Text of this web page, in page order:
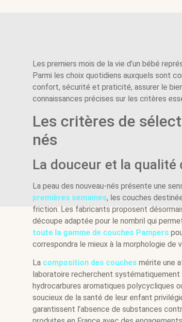
Les premiers mois de la vie d’un bébé
Parmi les choix quotidiens auxquels sont
confort, sécurité et praticité, assurer le
connaissances précises sur les critères
Les critères de
nés
La douceur et la
La peau des nouveau-nés présente une
premières semaines, les couches
friction. Les fabricants proposent
découpe adaptée pour le nombril qui
toute la gamme de couches Pampers
correspondra le mieux à la morphologie de
La composition des couches mérite une
laboratoire recherchent
hydrocarbures aromatiques polycycliques
soucieux de la santé de leur enfant
garantissent l’absence de substances